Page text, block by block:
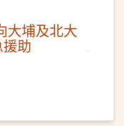
大埔及北大
助